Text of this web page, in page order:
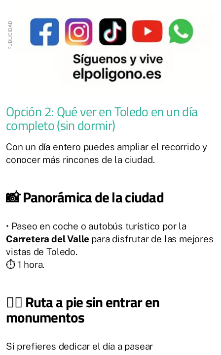
Opción 2: Qué ver en Toledo en un día
completo (sin dormir)
Con un día entero puedes ampliar el recorrido y
conocer más rincones de la ciudad.
📸 Panorámica de la ciudad
• Paseo en coche o autobús turístico por la
Carretera del Vallepara disfrutar de las mejores
vistas de Toledo.
⏱️ 1 hora.
🚶‍♂️ Ruta a pie sin entrar en
monumentos
Si prefieres dedicar el día a pasear